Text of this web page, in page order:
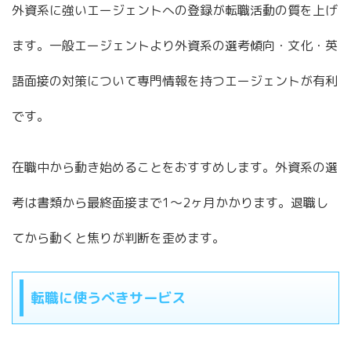
外資系に強いエージェントへの登録が転職活動の質を上げ
ます。一般エージェントより外資系の選考傾向・文化・英
語面接の対策について専門情報を持つエージェントが有利
です。
在職中から動き始めることをおすすめします。外資系の選
考は書類から最終面接まで1〜2ヶ月かかります。退職し
てから動くと焦りが判断を歪めます。
転職に使うべきサービス